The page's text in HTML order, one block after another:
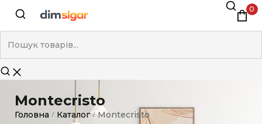
0
Montecristo
Головна / Каталог / Montecristo